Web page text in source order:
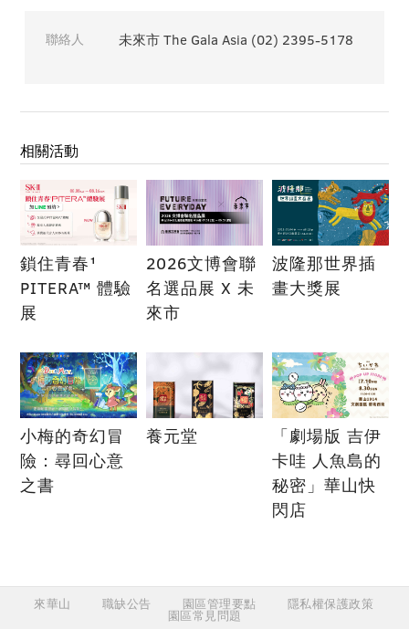
聯絡人 未來市 The Gala Asia (02) 2395-5178
相關活動
鎖住青春¹
PITERA™ 體驗
展
2026文博會聯
名選品展 X 未
來市
波隆那世界插
畫大獎展
小梅的奇幻冒
險：尋回心意
之書
養元堂
「劇場版 吉伊
卡哇 人魚島的
秘密」華山快
閃店
來華山 職缺公告 園區管理要點 隱私權保護政策
園區常見問題